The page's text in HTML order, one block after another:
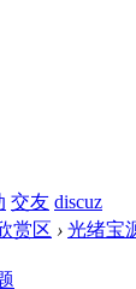
交友 discuz
赏区 › 光绪宝